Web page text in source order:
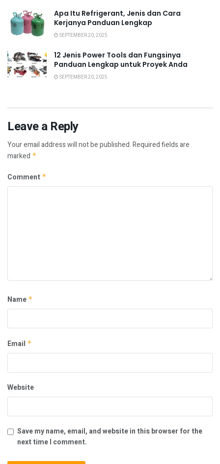
Apa Itu Refrigerant, Jenis dan Cara
Kerjanya Panduan Lengkap
SEPTEMBER 20, 2025
12 Jenis Power Tools dan Fungsinya
Panduan Lengkap untuk Proyek Anda
SEPTEMBER 20, 2025
Leave a Reply
Your email address will not be published.Required fields are
marked *
Comment *
Name *
Email *
Website
Save my name, email, and website in this browser for the
next time I comment.